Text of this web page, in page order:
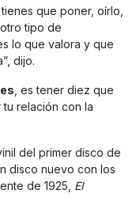
que poner, oírlo,
tipo de
lo que valora y que
dijo.
, es tener diez que
relación con la
del primer disco de
disco nuevo con los
de 1925, El